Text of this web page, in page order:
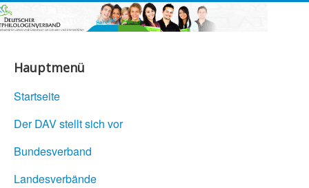
Hauptmenü
Startseite
Der DAV stellt sich vor
Bundesverband
Landesverbände